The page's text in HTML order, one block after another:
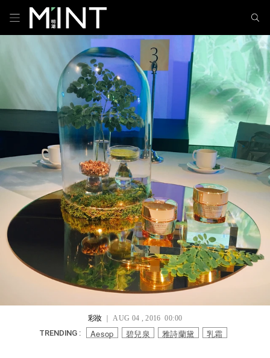
彩妝｜ AUG 04 , 2016 00:00
TRENDING : Aesop 碧兒泉 雅詩蘭黛 乳霜